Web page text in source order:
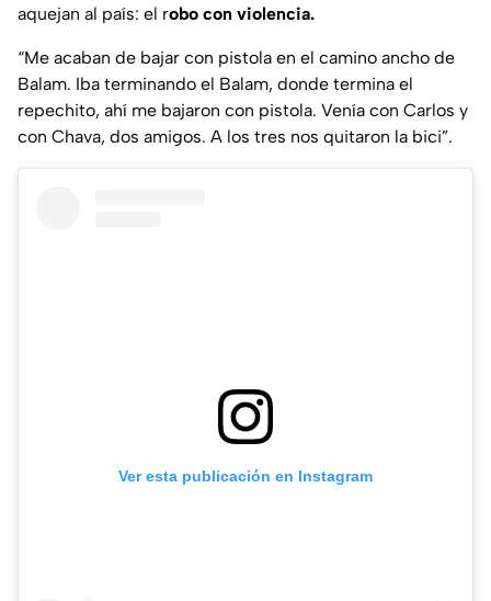
aquejan al país: el robo con violencia.
“Me acaban de bajar con pistola en el camino ancho de
Balam. Iba terminando el Balam, donde termina el
repechito, ahí me bajaron con pistola. Venía con Carlos y
con Chava, dos amigos. A los tres nos quitaron la bici”.
Ver esta publicación en Instagram